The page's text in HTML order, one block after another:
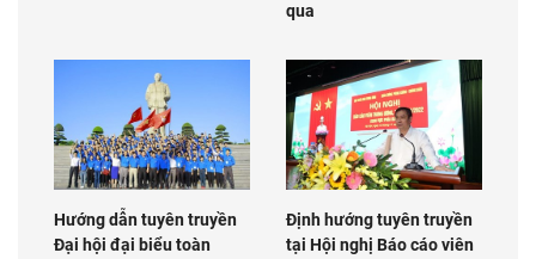
qua
Hướng dẫn tuyên truyền
Đại hội đại biểu toàn
Định hướng tuyên truyền
tại Hội nghị Báo cáo viên